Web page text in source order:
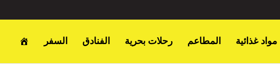
السفر الفنادق رحلات بحرية المطاعم مواد غذائية